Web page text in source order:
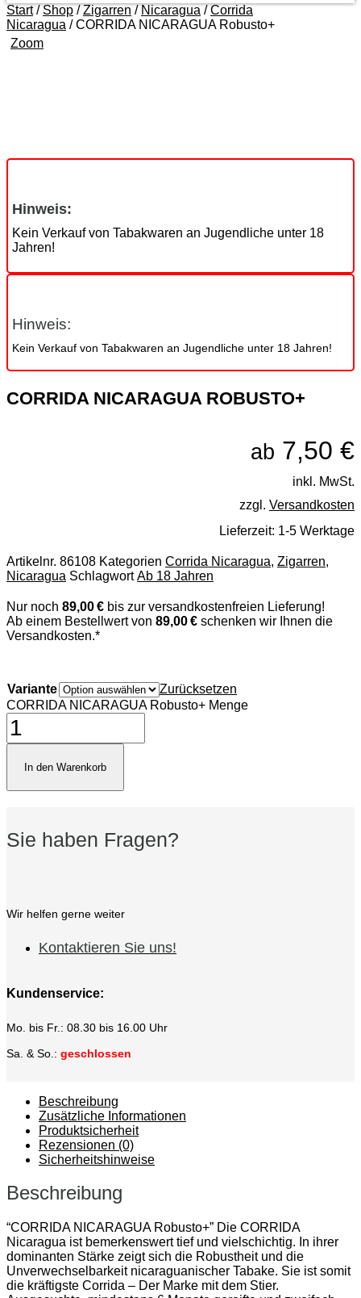
Start/ Shop /Zigarren / Nicaragua /Corrida
Nicaragua / CORRIDA NICARAGUA Robusto+
Zoom
Hinweis:
Kein Verkauf von Tabakwaren an Jugendliche unter 18
Jahren!
Hinweis:
Kein Verkauf von Tabakwaren an Jugendliche unter 18 Jahren!
CORRIDA NICARAGUA ROBUSTO+
ab 7,50 €
inkl. MwSt.
zzgl. Versandkosten
Lieferzeit: 1-5 Werktage
Artikelnr. 86108 Kategorien Corrida Nicaragua, Zigarren,
Nicaragua Schlagwort Ab 18 Jahren
Nur noch 89,00 € bis zur versandkostenfreien Lieferung!
Ab einem Bestellwert von 89,00 € schenken wir Ihnen die
Versandkosten.*
Variante
Zurücksetzen
CORRIDA NICARAGUA Robusto+ Menge
In den Warenkorb
Sie haben Fragen?
Wir helfen gerne weiter
Kontaktieren Sie uns!
Kundenservice:
Mo. bis Fr.: 08.30 bis 16.00 Uhr
Sa. & So.: geschlossen
Beschreibung
Zusätzliche Informationen
Produktsicherheit
Rezensionen (0)
Sicherheitshinweise
Beschreibung
“CORRIDA NICARAGUA Robusto+” Die CORRIDA
Nicaragua ist bemerkenswert tief und vielschichtig. In ihrer
dominanten Stärke zeigt sich die Robustheit und die
Unverwechselbarkeit nicaraguanischer Tabake. Sie ist somit
die kräftigste Corrida – Der Marke mit dem Stier.